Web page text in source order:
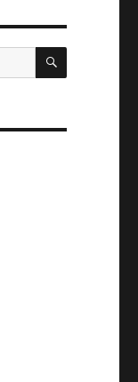
SEARCH